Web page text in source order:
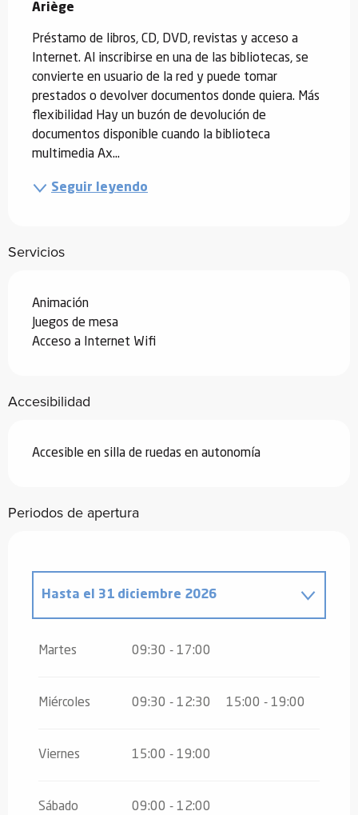
Ariège
Préstamo de libros, CD, DVD, revistas y acceso a
Internet. Al inscribirse en una de las bibliotecas, se
convierte en usuario de la red y puede tomar
prestados o devolver documentos donde quiera. Más
flexibilidad Hay un buzón de devolución de
documentos disponible cuando la biblioteca
multimedia Ax...
Seguir leyendo
Servicios
Animación
Juegos de mesa
Acceso a Internet Wifi
Accesibilidad
Accesible en silla de ruedas en autonomía
Periodos de apertura
Hasta el 31 diciembre 2026
Martes 09:30 - 17:00
Miércoles 09:30 - 12:30 15:00 - 19:00
Viernes 15:00 - 19:00
Sábado 09:00 - 12:00